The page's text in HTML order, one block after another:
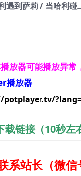
遇到萨莉 / 当哈利
放器可能播放异常
播放器
potplayer.tv/
链接（10秒左
系站长（微信